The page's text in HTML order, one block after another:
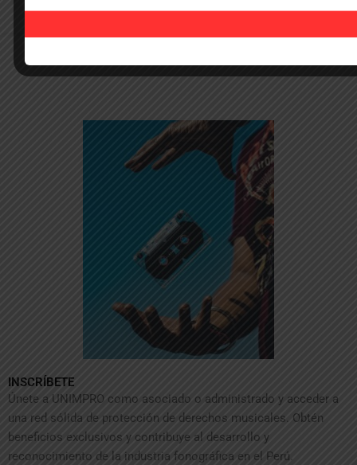
marzo 17, 2026
INSCRÍBETE​
Únete a UNIMPRO como asociado o administrado y acceder a
una red sólida de protección de derechos musicales. Obtén
beneficios exclusivos y contribuye al desarrollo y
reconocimiento de la industria fonográfica en el Perú.